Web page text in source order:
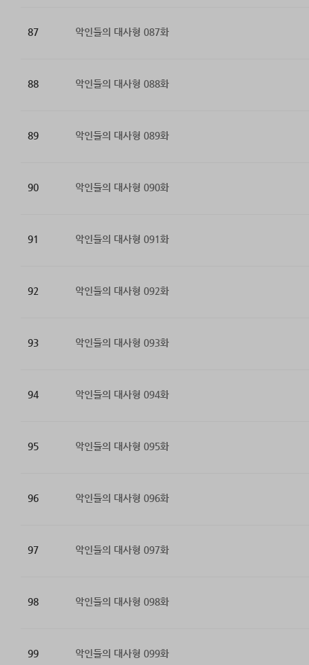
87 악인들의 대사형 087화
88 악인들의 대사형 088화
89 악인들의 대사형 089화
90 악인들의 대사형 090화
91 악인들의 대사형 091화
92 악인들의 대사형 092화
93 악인들의 대사형 093화
94 악인들의 대사형 094화
95 악인들의 대사형 095화
96 악인들의 대사형 096화
97 악인들의 대사형 097화
98 악인들의 대사형 098화
99 악인들의 대사형 099화